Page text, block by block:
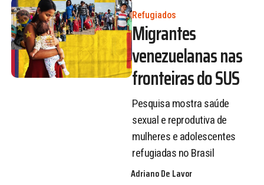
Refugiados
Migrantes
venezuelanas nas
fronteiras do SUS
Pesquisa mostra saúde
sexual e reprodutiva de
mulheres e adolescentes
refugiadas no Brasil
Adriano De Lavor